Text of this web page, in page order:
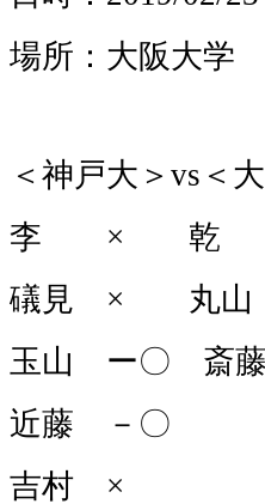
場所：大阪大学
＜神戸大＞vs＜
李 × 乾
礒見 × 丸山
玉山 ー〇 斎藤
近藤 －〇 （
吉村 ×